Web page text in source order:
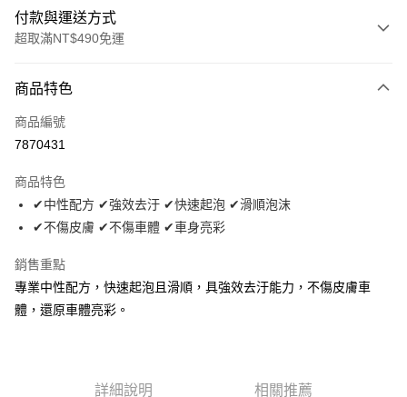
付款與運送方式
超取滿NT$490免運
信用卡一次付款
超商取貨付款
Apple Pay
街口支付
悠遊付
全盈+PAY
AFTEE先享後付是「在收到商品之後才付款」的支付方式。 讓您購物簡單
商品特色
商品編號
7870431
商品特色
✔中性配方 ✔強效去汙 ✔快速起泡 ✔滑順泡沫
✔不傷皮膚 ✔不傷車體 ✔車身亮彩
銷售重點
專業中性配方，快速起泡且滑順，具強效去汙能力，不傷皮膚車
體，還原車體亮彩。
詳細說明 相關推薦